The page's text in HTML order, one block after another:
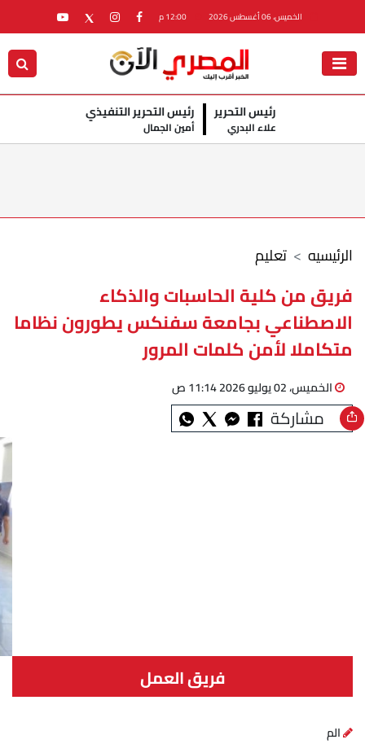
الخميس، 06 أغسطس 2026
رئيس التحرير
علاء البدري
رئيس التحرير التنفيذي
أمين الجمال
تعليم الرئيسيه
فريق من كلية الحاسبات والذكاء
الاصطناعي بجامعة سفنكس يطورون نظاما
متكاملا لأمن كلمات المرور
الخميس، 02 يوليو 2026 11:14 ص
مشاركة
فريق العمل
الم